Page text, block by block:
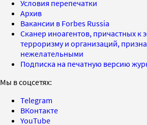
Условия перепечатки
Архив
Вакансии в Forbes Russia
Сканер иноагентов, причастных к
терроризму и организаций,
нежелательными
Подписка на печатную версию
Мы в соцсетях:
Telegram
ВКонтакте
YouTube